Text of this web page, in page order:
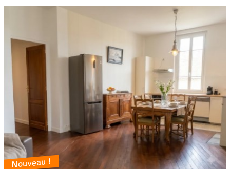
Nouveau !